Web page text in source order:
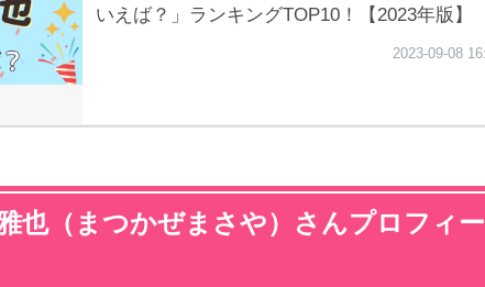
也（まつかぜまさや）さんプロフィー